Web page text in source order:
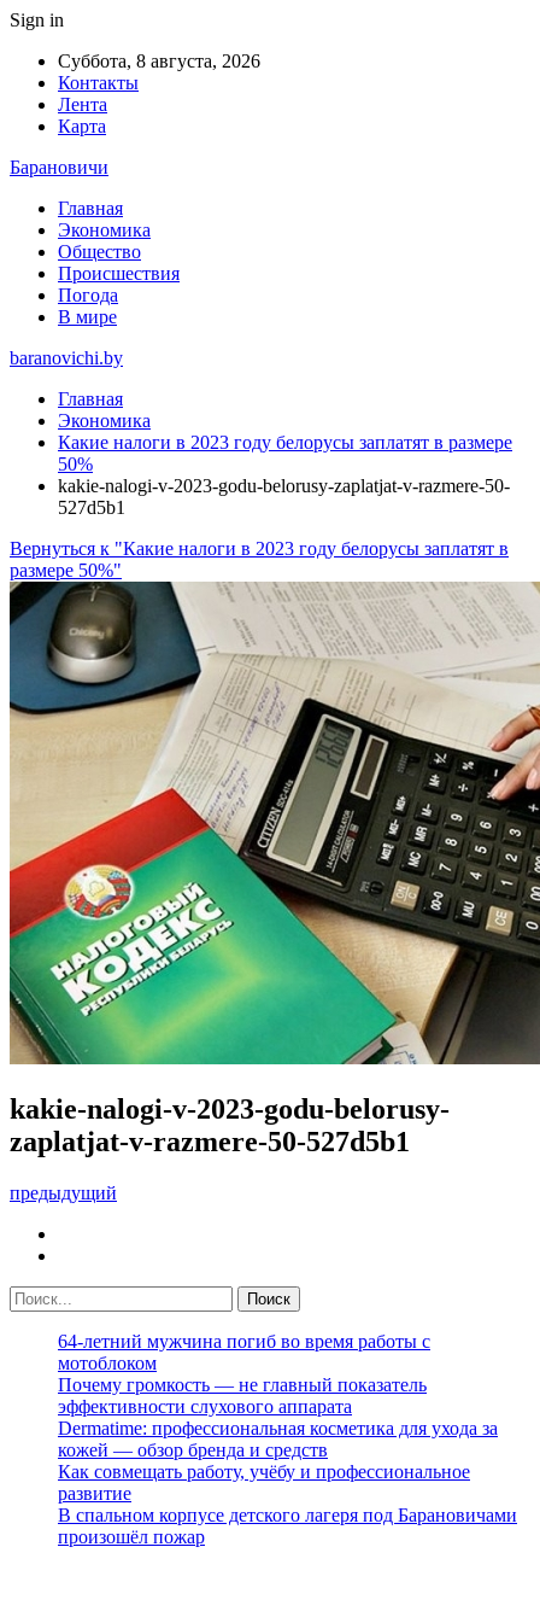
Sign in
Суббота, 8 августа, 2026
Контакты
Лента
Карта
Барановичи
Главная
Экономика
Общество
Происшествия
Погода
В мире
baranovichi.by
Главная
Экономика
Какие налоги в 2023 году белорусы заплатят в размере
50%
kakie-nalogi-v-2023-godu-belorusy-zaplatjat-v-razmere-50-
527d5b1
Вернуться к "Какие налоги в 2023 году белорусы заплатят в
размере 50%"
kakie-nalogi-v-2023-godu-belorusy-
zaplatjat-v-razmere-50-527d5b1
предыдущий
64-летний мужчина погиб во время работы с
мотоблоком
Почему громкость — не главный показатель
эффективности слухового аппарата
Dermatime: профессиональная косметика для ухода за
кожей — обзор бренда и средств
Как совмещать работу, учёбу и профессиональное
развитие
В спальном корпусе детского лагеря под Барановичами
произошёл пожар